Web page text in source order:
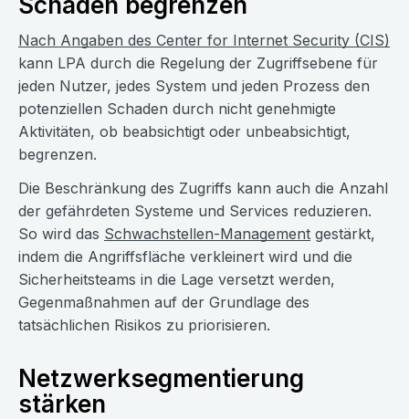
Nach Angaben des Center for Internet Security (CIS)
kann LPA durch die Regelung der Zugriffsebene für
jeden Nutzer, jedes System und jeden Prozess den
potenziellen Schaden durch nicht genehmigte
Aktivitäten, ob beabsichtigt oder unbeabsichtigt,
begrenzen.
Die Beschränkung des Zugriffs kann auch die Anzahl
der gefährdeten Systeme und Services reduzieren.
So wird das Schwachstellen-Management gestärkt,
indem die Angriffsfläche verkleinert wird und die
Sicherheitsteams in die Lage versetzt werden,
Gegenmaßnahmen auf der Grundlage des
tatsächlichen Risikos zu priorisieren.
Netzwerksegmentierung
stärken